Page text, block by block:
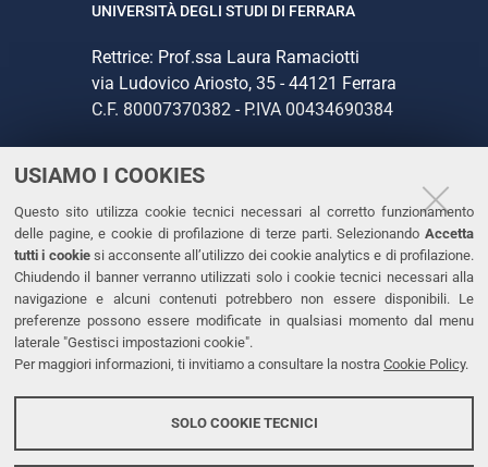
USIAMO I COOKIES
Questo sito utilizza cookie tecnici necessari al corretto funzionamento
delle pagine, e cookie di profilazione di terze parti. Selezionando Accetta
tutti i cookiesi acconsente all’utilizzo dei cookie analytics e di profilazione.
Chiudendo il banner verranno utilizzati solo i cookie tecnici necessari alla
navigazione e alcuni contenuti potrebbero non essere disponibili. Le
preferenze possono essere modificate in qualsiasi momento dal menu
laterale "Gestisci impostazioni cookie".
Per maggiori informazioni, ti invitiamo a consultare la nostra Cookie Policy.
SOLO COOKIE TECNICI
UNIVERSITÀ DEGLI STUDI DI FERRARA
Rettrice: Prof.ssa Laura Ramaciotti
via Ludovico Ariosto, 35 - 44121 Ferrara
C.F. 80007370382 - P.IVA 00434690384
CONTATTI
Tel. +39 0532 293111
Fax. +39 0532 293031
PEC
LINKS
Dichiarazione di accessibilità
Protezione dati personali